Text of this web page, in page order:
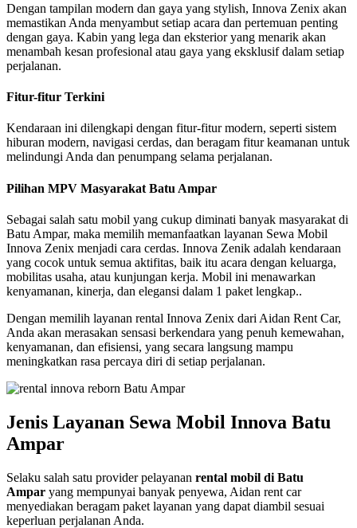
Dengan tampilan modern dan gaya yang stylish, Innova Zenix akan
memastikan Anda menyambut setiap acara dan pertemuan penting
dengan gaya. Kabin yang lega dan eksterior yang menarik akan
menambah kesan profesional atau gaya yang eksklusif dalam setiap
perjalanan.
Fitur-fitur Terkini
Kendaraan ini dilengkapi dengan fitur-fitur modern, seperti sistem
hiburan modern, navigasi cerdas, dan beragam fitur keamanan untuk
melindungi Anda dan penumpang selama perjalanan.
Pilihan MPV Masyarakat Batu Ampar
Sebagai salah satu mobil yang cukup diminati banyak masyarakat di
Batu Ampar, maka memilih memanfaatkan layanan Sewa Mobil
Innova Zenix menjadi cara cerdas. Innova Zenik adalah kendaraan
yang cocok untuk semua aktifitas, baik itu acara dengan keluarga,
mobilitas usaha, atau kunjungan kerja. Mobil ini menawarkan
kenyamanan, kinerja, dan elegansi dalam 1 paket lengkap..
Dengan memilih layanan rental Innova Zenix dari Aidan Rent Car,
Anda akan merasakan sensasi berkendara yang penuh kemewahan,
kenyamanan, dan efisiensi, yang secara langsung mampu
meningkatkan rasa percaya diri di setiap perjalanan.
Jenis Layanan Sewa Mobil Innova Batu
Ampar
Selaku salah satu provider pelayanan rental mobil di Batu
Ampar yang mempunyai banyak penyewa, Aidan rent car
menyediakan beragam paket layanan yang dapat diambil sesuai
keperluan perjalanan Anda.